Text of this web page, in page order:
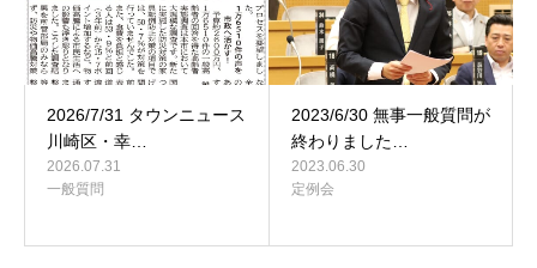
2026/7/31 タウンニュース
川崎区・幸…
2026.07.31
一般質問
2023/6/30 無事一般質問が
終わりました…
2023.06.30
定例会